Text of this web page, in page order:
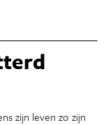
zijn leven zo zijn